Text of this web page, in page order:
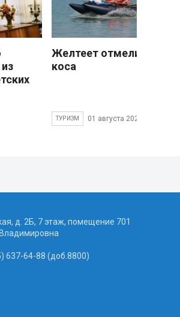
Желтеет отмели
коса
ТУРИЗМ 01 августа 2026
д. 2Б, 7 этаж, помещение 701
637-64-88 (доб.8800)